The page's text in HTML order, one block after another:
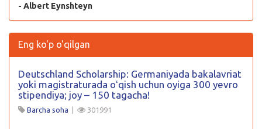
- Albert Eynshteyn
Eng ko'p o'qilgan
Deutschland Scholarship: Germaniyada bakalavriat
yoki magistraturada oʻqish uchun oyiga 300 yevro
stipendiya; joy – 150 tagacha!
Barcha soha | 301991